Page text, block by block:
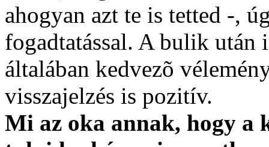
ahogyan azt te is tetted -,
fogadtatással. A bulik után
általában kedvezõ
visszajelzés is pozitív.
Mi az oka annak, hogy a